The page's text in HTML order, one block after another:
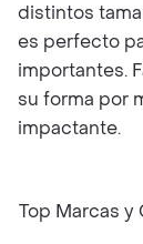
distintos
es perfecto
importantes.
su forma por
impactante.
Top Marcas y